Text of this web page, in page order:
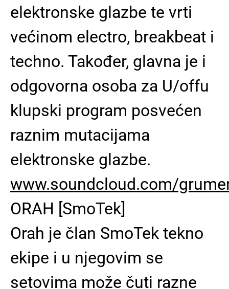
elektronske glazbe te vrti
većinom electro, breakbeat i
techno. Također, glavna je i
odgovorna osoba za U/offu
klupski program posvećen
raznim mutacijama
elektronske glazbe.
www.soundcloud.com/
ORAH [SmoTek]
Orah je član SmoTek tekno
ekipe i u njegovim se
setovima može čuti razne